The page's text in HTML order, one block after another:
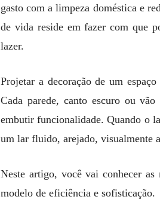
gasto com a limpeza doméstica e
de vida reside em fazer com que
lazer.
Projetar a decoração de um
Cada parede, canto escuro ou
embutir funcionalidade. Quando o
um lar fluido, arejado, visualmente
Neste artigo, você vai conhecer as
modelo de eficiência e sofisticação.